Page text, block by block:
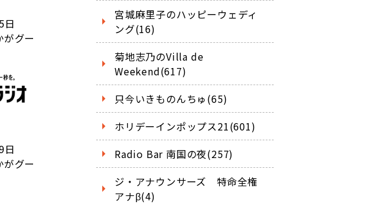
日
がグー
日
がグー
宮城麻里子のハッピーウェディ
ング(16)
菊地志乃のVilla de
Weekend(617)
只今いきものんちゅ(65)
ホリデーインポップス21(601)
Radio Bar 南国の夜(257)
ジ・アナウンサーズ 特命全権
アナβ(4)